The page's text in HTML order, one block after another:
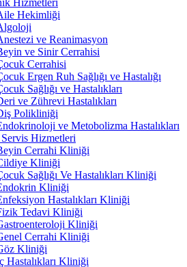
Hekimliği
ve Reanimasyon
ve Sinir Cerrahisi
Cerrahisi
Ergen Ruh Sağlığı ve Hastalığı
Sağlığı ve Hastalıkları
ve Zührevi Hastalıkları
Polikliniği
ve Metobolizma Hastalıkları
Servis Hizmetleri
Cerrahi Kliniği
Kliniği
Sağlığı Ve Hastalıkları Kliniği
Kliniği
Hastalıkları Kliniği
Tedavi Kliniği
Kliniği
Cerrahi Kliniği
Kliniği
Hastalıkları Kliniği